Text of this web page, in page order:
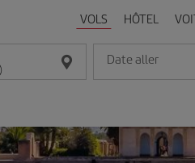
VOLS HÔTEL
Date aller
Entrez la date au